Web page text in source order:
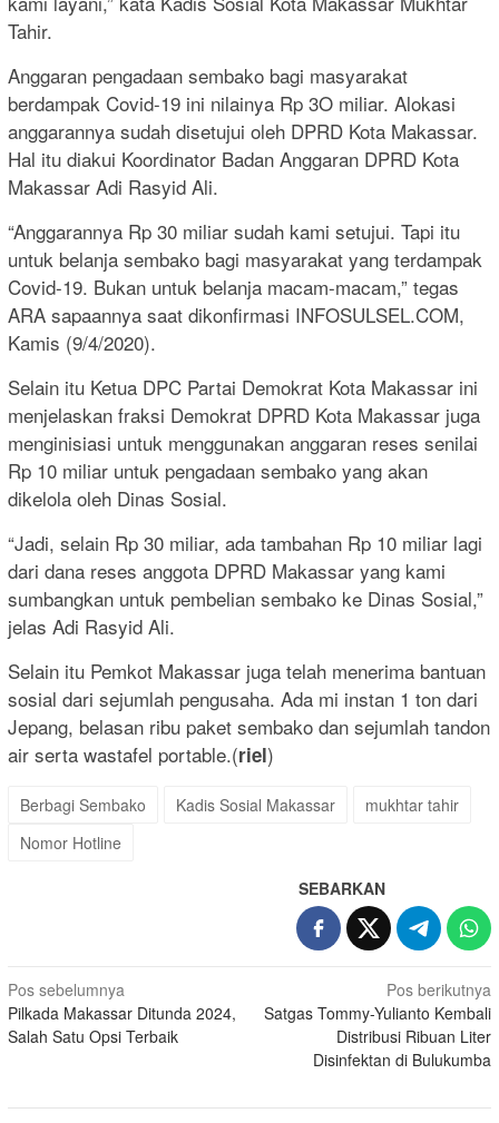
Tahir.
Anggaran pengadaan sembako bagi masyarakat
berdampak Covid-19 ini nilainya Rp 3O miliar. Alokasi
anggarannya sudah disetujui oleh DPRD Kota Makassar.
Hal itu diakui Koordinator Badan Anggaran DPRD Kota
Makassar Adi Rasyid Ali.
“Anggarannya Rp 30 miliar sudah kami setujui. Tapi itu
untuk belanja sembako bagi masyarakat yang terdampak
Covid-19. Bukan untuk belanja macam-macam,” tegas
ARA sapaannya saat dikonfirmasi INFOSULSEL.COM,
Kamis (9/4/2020).
Selain itu Ketua DPC Partai Demokrat Kota Makassar ini
menjelaskan fraksi Demokrat DPRD Kota Makassar juga
menginisiasi untuk menggunakan anggaran reses senilai
Rp 10 miliar untuk pengadaan sembako yang akan
dikelola oleh Dinas Sosial.
“Jadi, selain Rp 30 miliar, ada tambahan Rp 10 miliar lagi
dari dana reses anggota DPRD Makassar yang kami
sumbangkan untuk pembelian sembako ke Dinas Sosial,”
jelas Adi Rasyid Ali.
Selain itu Pemkot Makassar juga telah menerima bantuan
sosial dari sejumlah pengusaha. Ada mi instan 1 ton dari
Jepang, belasan ribu paket sembako dan sejumlah tandon
air serta wastafel portable.(riel)
Berbagi Sembako Kadis Sosial Makassar
mukhtar tahir
Nomor Hotline
SEBARKAN
Navigasi
pos
Pos sebelumnya
Pilkada Makassar Ditunda 2024,
Salah Satu Opsi Terbaik
Pos berikutnya
Satgas Tommy-Yulianto Kembali
Distribusi Ribuan Liter
Disinfektan di Bulukumba